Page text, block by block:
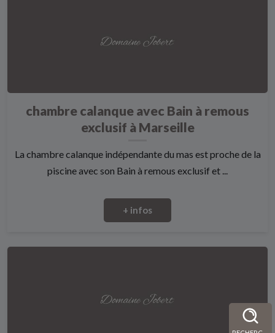
chambre calanque avec Bain à remous
exclusif à Marseille
La chambre calanque indépendante du mas est proche de la
piscine avec son Bain à remous exclusif et ...
+ infos